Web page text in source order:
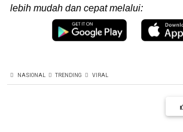
lebih mudah dan cepat melalui:
NASIONAL TRENDING VIRAL